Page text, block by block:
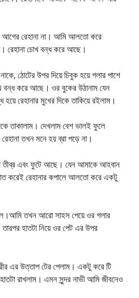
আগের রেহানা না। আমি আলতো করে
রেহানা চোখ বন্ধ করে আছে।
ঠোটের উপর দিয়ে চিবুক হয়ে গলার পাশে
বন্ধ করে আছে। ওর বুকের উঠানাম যেন
রেহানার মুখের দিকে তাকিয়ে রইলাম।
তাকালাম। দেখলাম বেশ ভালই ফুলে
তখন মনে হয় ব্রা পড়ে না।
এবং ফুটে আছে। যেন আমাকে আহবান
করেই রেহানার কপালে আলতো করে একটু
তখন আরো সাহস পেয়ে ওর গলার
হাতটা নিয়ে ওর পেট এর উপর
এর উত্তাপ টের পেলাম। একটু করে টি
রাখলাম। এমন সুন্দর নাভী আমি জীবনেও